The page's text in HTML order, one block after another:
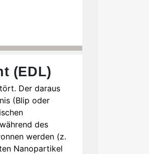
(EDL)
Der daraus
(Blip oder
des
werden (z.
Nanopartikel